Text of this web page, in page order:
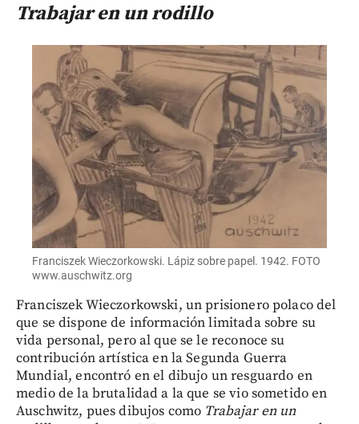
Trabajar en un rodillo
Franciszek Wieczorkowski. Lápiz sobre papel. 1942. FOTO
www.auschwitz.org
Franciszek Wieczorkowski, un prisionero polaco del
que se dispone de información limitada sobre su
vida personal, pero al que se le reconoce su
contribución artística en la Segunda Guerra
Mundial, encontró en el dibujo un resguardo en
medio de la brutalidad a la que se vio sometido en
Auschwitz, pues dibujos como Trabajar en un